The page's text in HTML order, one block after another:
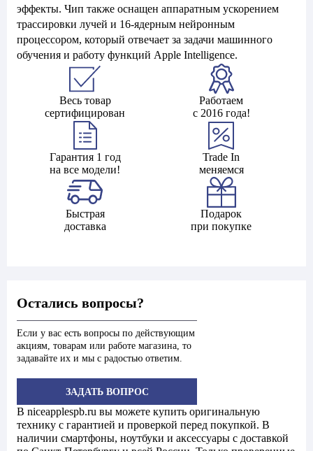
эффекты. Чип также оснащен аппаратным ускорением
трассировки лучей и 16-ядерным нейронным
процессором, который отвечает за задачи машинного
обучения и работу функций Apple Intelligence.
Весь товар
сертифицирован
Работаем
с 2016 года!
Гарантия 1 год
на все модели!
Trade In
меняемся
Быстрая
доставка
Подарок
при покупке
Остались вопросы?
Если у вас есть вопросы по действующим
акциям, товарам или работе магазина, то
задавайте их и мы с радостью ответим.
ЗАДАТЬ ВОПРОС
В niceapplespb.ru вы можете купить оригинальную
технику с гарантией и проверкой перед покупкой. В
наличии смартфоны, ноутбуки и аксессуары с доставкой